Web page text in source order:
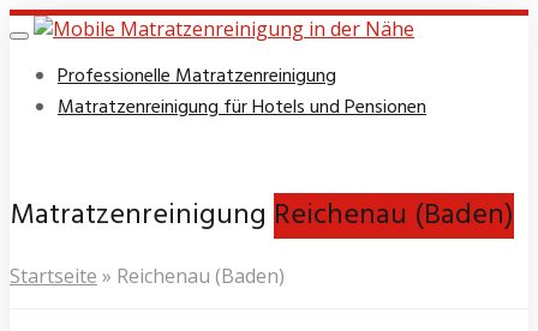
Skip
to
main
content
Toggle
Professionelle Matratzenreinigung
Matratzenreinigung für Hotels und Pensionen
Matratzenreinigung Reichenau (Baden)
Startseite » Reichenau (Baden)